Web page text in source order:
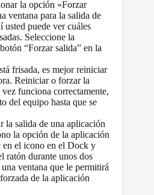
la opción «Forzar
ventana para la salida de
usted puede ver cuáles
Seleccione la
“Forzar salida” en la
frisada, es mejor reiniciar
Reiniciar o forzar la
funciona correctamente,
del equipo hasta que se
la salida de una aplicación
la opción de la aplicación
el icono en el Dock y
ratón durante unos dos
ventana que le permitirá
de la aplicación